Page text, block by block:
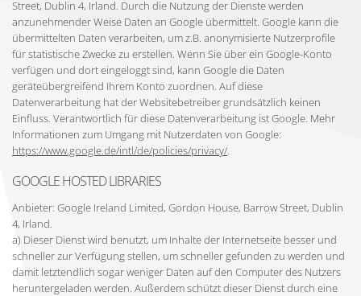
Street, Dublin 4, Irland. Durch die Nutzung der Dienste werden
anzunehmender Weise Daten an Google übermittelt. Google kann die
übermittelten Daten verarbeiten, um z.B. anonymisierte Nutzerprofile
für statistische Zwecke zu erstellen. Wenn Sie über ein Google-Konto
verfügen und dort eingeloggt sind, kann Google die Daten
geräteübergreifend Ihrem Konto zuordnen. Auf diese
Datenverarbeitung hat der Websitebetreiber grundsätzlich keinen
Einfluss. Verantwortlich für diese Datenverarbeitung ist Google. Mehr
Informationen zum Umgang mit Nutzerdaten von Google:
https://www.google.de/intl/de/policies/privacy/.
GOOGLE HOSTED LIBRARIES
Anbieter: Google Ireland Limited, Gordon House, Barrow Street, Dublin
4, Irland.
a) Dieser Dienst wird benutzt, um Inhalte der Internetseite besser und
schneller zur Verfügung stellen, um schneller gefunden zu werden und
damit letztendlich sogar weniger Daten auf den Computer des Nutzers
heruntergeladen werden. Außerdem schützt dieser Dienst durch eine